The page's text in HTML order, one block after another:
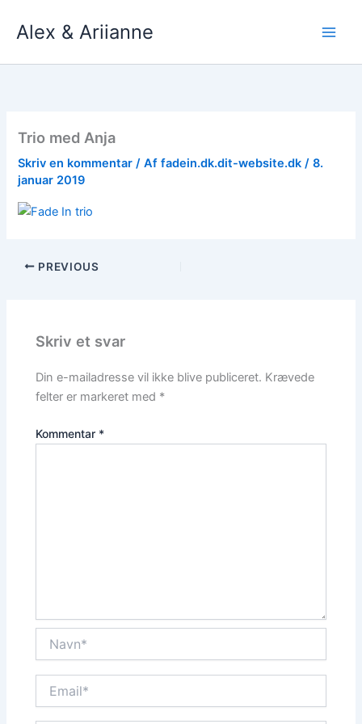
Alex & Ariianne
Trio med Anja
Skriv en kommentar / Affadein.dk.dit-website.dk/8.
januar 2019
PREVIOUS
Skriv et svar
Din e-mailadresse vil ikke blive publiceret. Krævede
felter er markeret med *
Kommentar *